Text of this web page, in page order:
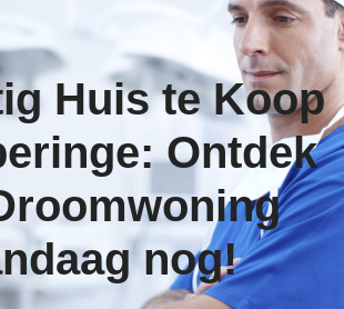
Huis te Koop
Ontdek
nog!